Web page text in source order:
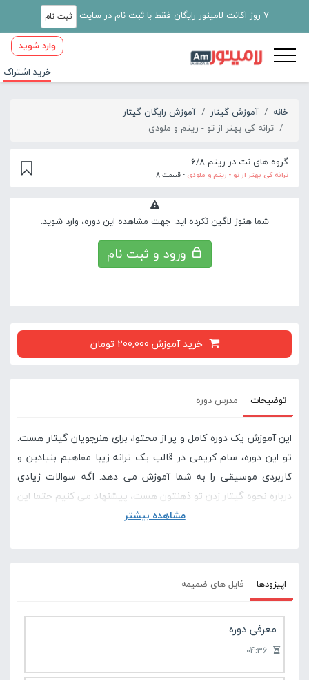
7 روز اکانت لامینور رایگان فقط با ثبت نام در سایت ثبت نام
وارد شوید
خرید اشتراک
خانه آموزش گیتار
آموزش رایگان گیتار
ترانه کی بهتر از تو - ریتم و ملودی
گروه های نت در ریتم 6/8
ترانه کی بهتر از تو - ریتم و ملودی - قسمت 8
شما هنوز لاگین نکرده اید. جهت مشاهده این دوره، وارد شوید.
ورود و ثبت نام
خرید آموزش 200,000 تومان
توضیحات مدرس دوره
این آموزش یک دوره کامل و پر از محتوا، برای هنرجویان گیتار هست.
تو این دوره، سام کریمی در قالب یک ترانه زیبا مفاهیم بنیادین و
کاربردی موسیقی را به شما آموزش می دهد. اگه سوالات زیادی
درباره نحوه گیتار زدن تو ذهنتون هست، پیشنهاد می کنیم حتما این
دوره رو با دقت مشاهده کنید چون با پایان این دوره کلی از سوال
کنیم دوره های پایه ای گیتار در سایت لامینور را مشاهده
کنید .
مشاهده بیشتر
اپیزودها فایل های ضمیمه
معرفی دوره